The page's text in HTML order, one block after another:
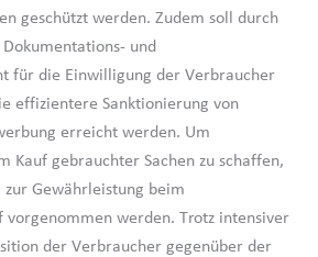
geschützt werden. Zudem soll durch
und
für die Einwilligung der Verbraucher
effizientere Sanktionierung von
erreicht werden. Um
Kauf gebrauchter Sachen zu schaffen,
Gewährleistung beim
vorgenommen werden. Trotz intensiver
der Verbraucher gegenüber der